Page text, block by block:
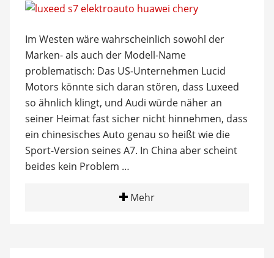
Im Westen wäre wahrscheinlich sowohl der
Marken- als auch der Modell-Name
problematisch: Das US-Unternehmen Lucid
Motors könnte sich daran stören, dass Luxeed
so ähnlich klingt, und Audi würde näher an
seiner Heimat fast sicher nicht hinnehmen, dass
ein chinesisches Auto genau so heißt wie die
Sport-Version seines A7. In China aber scheint
beides kein Problem …
Mehr